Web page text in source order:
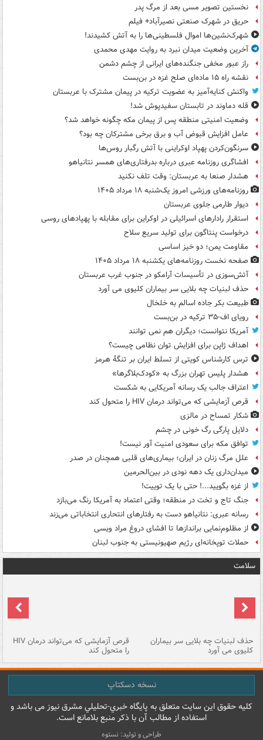
نخستین تصویر مسی بعد از مرگ پدر
حریق در شهرک صنعتی نصیرآباد+ فیلم
شهرک‌نشین‌ها اموال فلسطینی‌ها را به آتش کشیدند!
آخرین وضعیت میدان نبرد به روایت مهدی محمدی
راز عبور مخفی جنگنده‌های ایرانی از چشم دشمن
نقشه راه ۱۵ ماده‌ای صلح غزه در بن‌بست
واکنش کنایه‌آمیز به عضویت ترکیه در پیمان مشترک با عربستان
قله دماوند در تابستان سفیدپوش شد!
وضعیت امنیتی منطقه پس از پیمان مکه چگونه خواهد شد؟
عامل افزایش قبوض آب و برق برخی مشترکان چه بود؟
سرنگون‌کردن پهپاد اوکراینی با آتش رگبار روس‌ها
افشاگری روزنامه عبری درباره بدرفتاری‌های همسر نتانیاهو
هشدار صنعا به عربستان: وقت تلف نکنید
روزنامه‌های ورزشی امروز یک‌شنبه ۱۸ مرداد ۱۴۰۵
دیوار طارمی جلوی عربستان
استقرار رادارهای اسرائیلی در اوکراین برای مقابله با پهپادهای روسی
درخواست پنتاگون برای تولید سریع سلاح
مقاومت یمن؛ دو خیز اساسی
صفحه نخست روزنامه‌های یکشنبه ۱۸ مرداد ۱۴۰۵
آتش‌سوزی در تأسیسات آرامکو در جنوب غرب عربستان
حذف لبنیات چه بلایی سر بیماران کلیوی می آورد
طبیعت بکر جاده اسالم به خلخال
رویای اف-۳۵ ترکیه در بن‌بست
آمریکا نتوانست؛ دیگران هم نمی توانند
اهداف ژاپن برای افزایش توان نظامی چیست؟
ترس کارشناس کویتی از تسلط ایران بر تنگۀ هرمز
هشدار پلیس تهران بزرگ به «کودک‌بلاگرها»
اعتراف جالب یک رسانه آمریکایی به شکست
قرص آزمایشی که می‌تواند درمان HIV را متحول کند
شکار تمساح در مالزی
دلایل پارگی رگ خونی در چشم
توافق مکه برای سعودی امنیت آور نیست!
علل مرگ زنان در ایران؛ بیماری‌های قلبی همچنان در صدر
میدان‌داری یک دهه نودی در بین‌الحرمین
از غزه بگویید...! حتی با یک توییت!
جنگ تاج و تخت در منطقه؛ وقتی اعتماد به آمریکا رنگ می‌بازد
رسانه عبری: نتانیاهو دست به رفتارهای انتحاری انتخاباتی می‌زند
از مظلوم‌نمایی براندازها تا افشای دروغ مراد ویسی
حملات توپخانه‌ای رژیم صهیونیستی به جنوب لبنان
سلامت
حذف لبنیات چه بلایی سر بیماران
کلیوی می آورد
قرص آزمایشی که می‌تواند درمان HIV
را متحول کند
نسخه دسکتاپ
کليه حقوق اين سايت متعلق به پایگاه خبري-تحليلي مشرق نيوز می باشد و
استفاده از مطالب آن با ذکر منبع بلامانع است.
طراحی و تولید: نستوه